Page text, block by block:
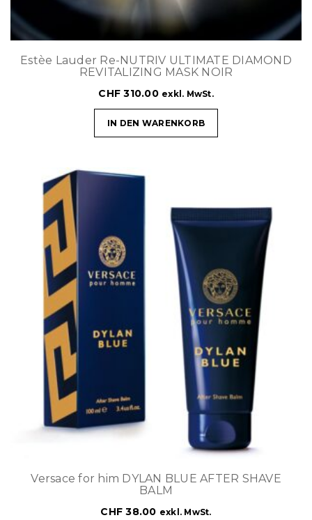
Estèe Lauder Re-NUTRIV ULTIMATE DIAMOND
REVITALIZING MASK NOIR
CHF 310.00 exkl. MwSt.
IN DEN WARENKORB
Versace for him DYLAN BLUE AFTER SHAVE
BALM
CHF 38.00 exkl. MwSt.